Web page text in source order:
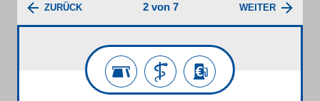
ZURÜCK 2 von 7 WEITER